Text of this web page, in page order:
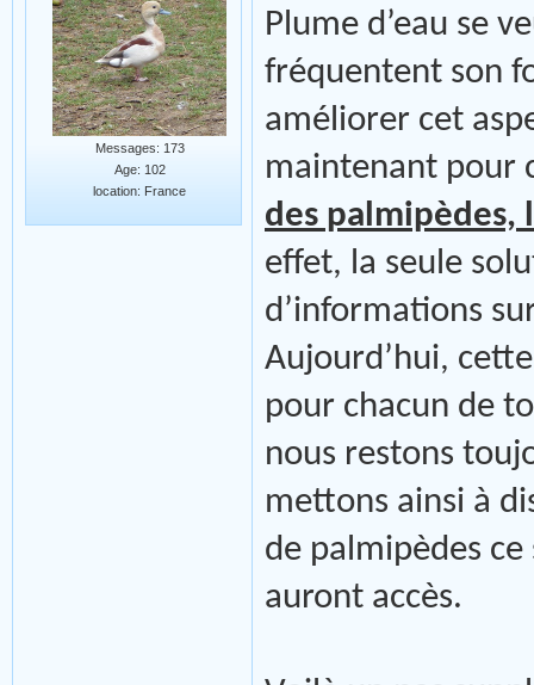
Messages: 173
Age: 102
location: France
Plume d’eau se
fréquentent son
améliorer cet
maintenant pour
des palmipèdes,
effet, la seule
d’informations
Aujourd’hui,
pour chacun de
nous restons
mettons ainsi à
de palmipèdes
auront accès.